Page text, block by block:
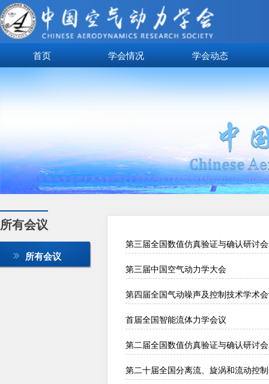
首页 学会情况 学会动态
所有会议
所有会议
第三届全国数值仿真验证与确认研讨会
第三届中国空气动力学大会
第四届全国气动噪声及控制技术学术
首届全国智能流体力学会议
第二届全国数值仿真验证与确认研讨会
第二十届全国分离流、旋涡和流动控